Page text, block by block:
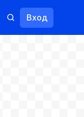
Вход